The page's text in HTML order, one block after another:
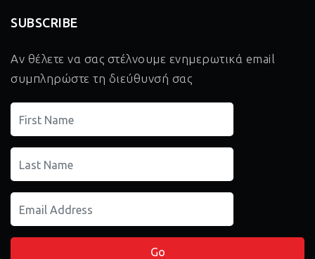
SUBSCRIBE
Αν θέλετε να σας στέλνουμε ενημερωτικά email
συμπληρώστε τη διεύθυνσή σας